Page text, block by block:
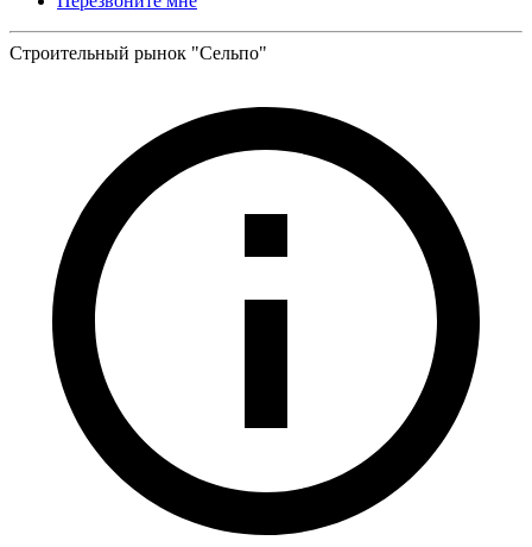
Строительный рынок "Сельпо"